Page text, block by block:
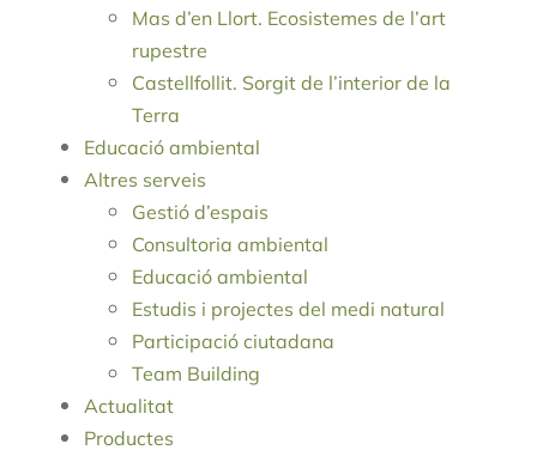
Mas d’en Llort. Ecosistemes de l’art
rupestre
Castellfollit. Sorgit de l’interior de la
Terra
Educació ambiental
Altres serveis
Gestió d’espais
Consultoria ambiental
Educació ambiental
Estudis i projectes del medi natural
Participació ciutadana
Team Building
Actualitat
Productes